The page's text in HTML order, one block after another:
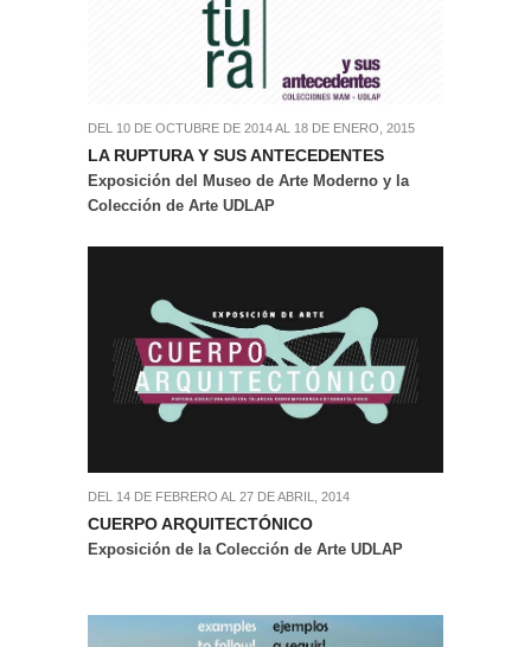
DEL 10 DE OCTUBRE DE 2014 AL 18 DE ENERO, 2015
LA RUPTURA Y SUS ANTECEDENTES
Exposición del Museo de Arte Moderno y la
Colección de Arte UDLAP
DEL 14 DE FEBRERO AL 27 DE ABRIL, 2014
CUERPO ARQUITECTÓNICO
Exposición de la Colección de Arte UDLAP